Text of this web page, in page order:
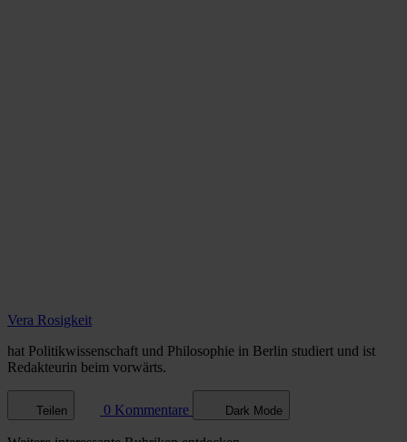
Vera Rosigkeit
hat Politikwissenschaft und Philosophie in Berlin studiert und ist
Redakteurin beim vorwärts.
Teilen 0 Kommentare Dark Mode